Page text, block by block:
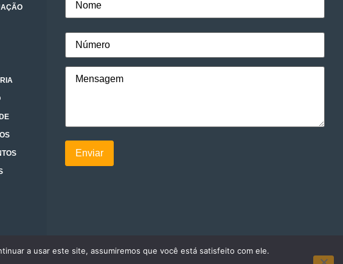
a usar este site, assumiremos que você está satisfeito com ele.